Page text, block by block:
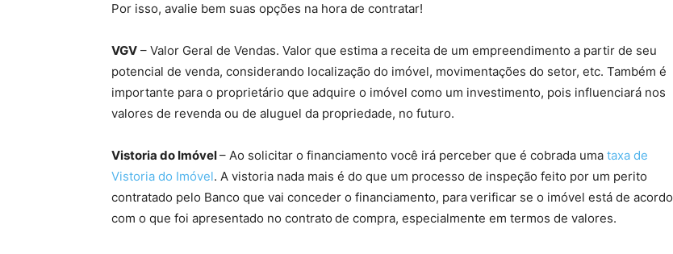
Por isso, avalie bem suas opções na hora de contratar!
VGV – Valor Geral de Vendas. Valor que estima a receita de um empreendimento a partir de seu
potencial de venda, considerando localização do imóvel, movimentações do setor, etc. Também é
importante para o proprietário que adquire o imóvel como um investimento, pois influenciará nos
valores de revenda ou de aluguel da propriedade, no futuro.
Vistoria do Imóvel– Ao solicitar o financiamento você irá perceber que é cobrada uma taxa de
Vistoria do Imóvel. A vistoria nada mais é do que um processo de inspeção feito por um perito
contratado pelo Banco que vai conceder o financiamento, para verificar se o imóvel está de acordo
com o que foi apresentado no contrato de compra, especialmente em termos de valores.